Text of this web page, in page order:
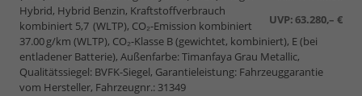
UVP:63.280,– €
Hybrid, Hybrid Benzin, Kraftstoffverbrauch
kombiniert 5,7 (WLTP), CO₂-Emission kombiniert
37.00 g/km (WLTP), CO₂-Klasse B (gewichtet, kombiniert), E (bei
entladener Batterie), Außenfarbe: Timanfaya Grau Metallic,
Qualitätssiegel: BVFK-Siegel, Garantieleistung: Fahrzeuggarantie
vom Hersteller, Fahrzeugnr.: 31349